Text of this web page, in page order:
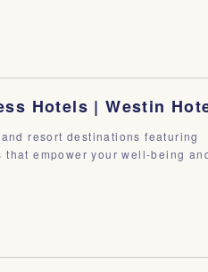
resort destinations featuring
that empower your well-being